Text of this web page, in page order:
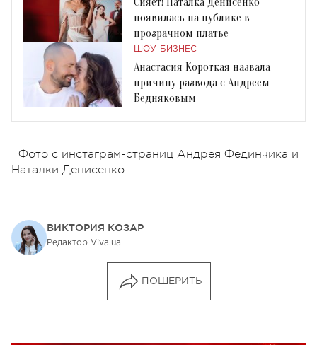
появилась на публике в
прозрачном платье
ШОУ-БИЗНЕС
Анастасия Короткая назвала
причину развода с Андреем
Бедняковым
Фото с инстаграм-страниц Андрея Фединчика и
Наталки Денисенко
ВИКТОРИЯ КОЗАР
Редактор Viva.ua
ПОШЕРИТЬ